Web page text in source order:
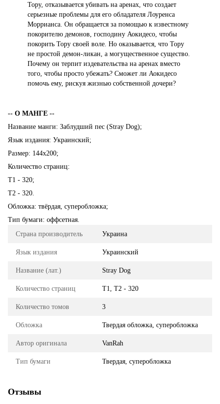
Тору, отказывается убивать на аренах, что создает
серьезные проблемы для его обладателя Лоуренса
Моррианса. Он обращается за помощью к известному
покорителю демонов, господину Аокидесо, чтобы
покорить Тору своей воле. Но оказывается, что Тору
не простой демон-ликан, а могущественное существо.
Почему он терпит издевательства на аренах вместо
того, чтобы просто убежать? Сможет ли Аокидесо
помочь ему, рискуя жизнью собственной дочери?
-- О МАНГЕ --
Название манги: Заблудший пес (Stray Dog);
Язык издания: Украинский;
Размер: 144х200;
Количество страниц:
Т1 - 320;
Т2 - 320.
Обложка: твёрдая, суперобложка;
Тип бумаги: оффсетная.
Страна производитель
Украина
Язык издания Украинский
Название (лат.) Stray Dog
Количество страниц Т1, Т2 - 320
Количество томов 3
Обложка Твердая обложка, суперобложка
Автор оригинала VanRah
Тип бумаги Твердая, суперобложка
Отзывы